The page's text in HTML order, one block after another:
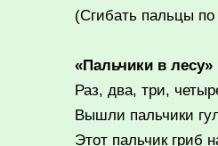
(Сгибать пальцы
«Пальчики в лесу»
Раз, два, три,
Вышли пальчики
Этот пальчик гриб